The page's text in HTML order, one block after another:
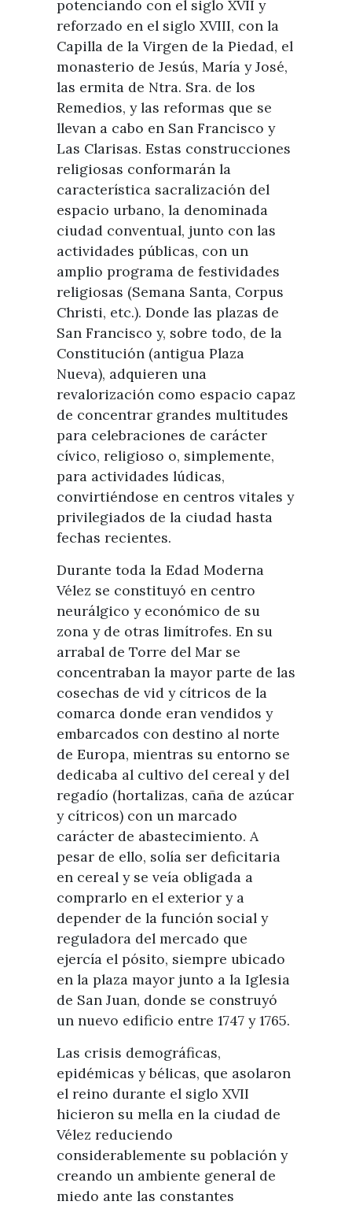
potenciando con el siglo XVII y
reforzado en el siglo XVIII, con la
Capilla de la Virgen de la Piedad, el
monasterio de Jesús, María y José,
las ermita de Ntra. Sra. de los
Remedios, y las reformas que se
llevan a cabo en San Francisco y
Las Clarisas. Estas construcciones
religiosas conformarán la
característica sacralización del
espacio urbano, la denominada
ciudad conventual, junto con las
actividades públicas, con un
amplio programa de festividades
religiosas (Semana Santa, Corpus
Christi, etc.). Donde las plazas de
San Francisco y, sobre todo, de la
Constitución (antigua Plaza
Nueva), adquieren una
revalorización como espacio capaz
de concentrar grandes multitudes
para celebraciones de carácter
cívico, religioso o, simplemente,
para actividades lúdicas,
convirtiéndose en centros vitales y
privilegiados de la ciudad hasta
fechas recientes.
Durante toda la Edad Moderna
Vélez se constituyó en centro
neurálgico y económico de su
zona y de otras limítrofes. En su
arrabal de Torre del Mar se
concentraban la mayor parte de las
cosechas de vid y cítricos de la
comarca donde eran vendidos y
embarcados con destino al norte
de Europa, mientras su entorno se
dedicaba al cultivo del cereal y del
regadío (hortalizas, caña de azúcar
y cítricos) con un marcado
carácter de abastecimiento. A
pesar de ello, solía ser deficitaria
en cereal y se veía obligada a
comprarlo en el exterior y a
depender de la función social y
reguladora del mercado que
ejercía el pósito, siempre ubicado
en la plaza mayor junto a la Iglesia
de San Juan, donde se construyó
un nuevo edificio entre 1747 y 1765.
Las crisis demográficas,
epidémicas y bélicas, que asolaron
el reino durante el siglo XVII
hicieron su mella en la ciudad de
Vélez reduciendo
considerablemente su población y
creando un ambiente general de
miedo ante las constantes